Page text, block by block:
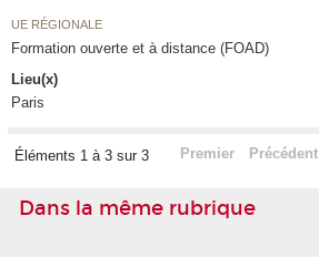
UE RÉGIONALE
Formation ouverte et à distance (FOAD)
Lieu(x)
Paris
Éléments 1 à 3 sur 3 Premier Précédent
Dans la même rubrique